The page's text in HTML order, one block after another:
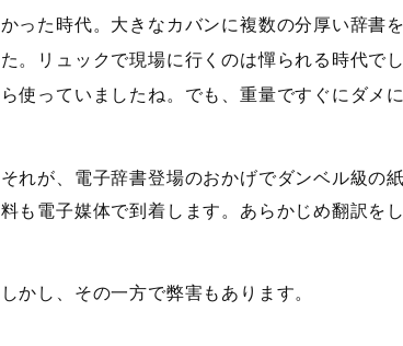
かった時代。大きなカバンに複数の分厚い辞書
た。リュックで現場に行くのは憚られる時代で
ら使っていましたね。でも、重量ですぐにダメ
それが、電子辞書登場のおかげでダンベル級の
料も電子媒体で到着します。あらかじめ翻訳を
しかし、その一方で弊害もあります。